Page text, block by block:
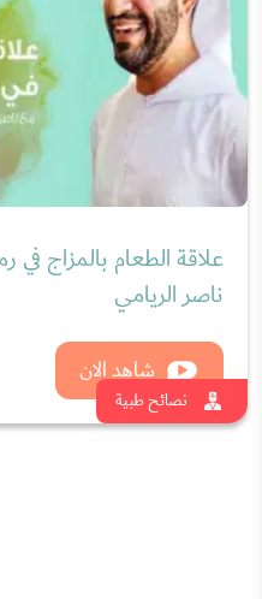
نصائح طبية
شاهد الان
بذور الرشاد لألم